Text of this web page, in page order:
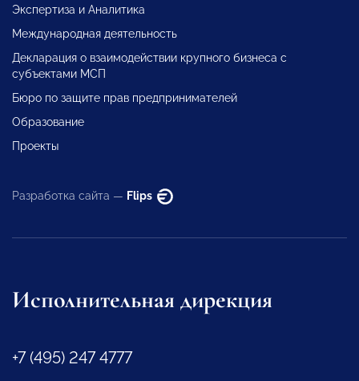
Экспертиза и Аналитика
Международная деятельность
Декларация о взаимодействии крупного бизнеса с
субъектами МСП
Бюро по защите прав предпринимателей
Образование
Проекты
Разработка сайта — Flips
Исполнительная дирекция
+7 (495) 247 4777